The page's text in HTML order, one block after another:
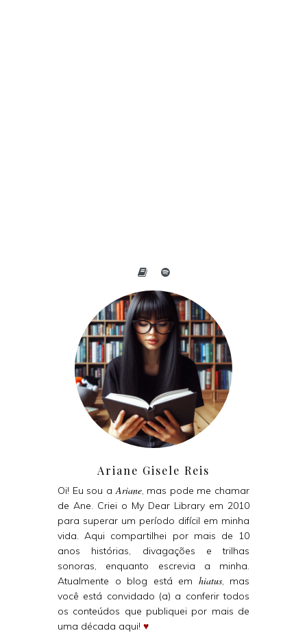
Ariane Gisele Reis
Oi! Eu sou aAriane, mas pode me chamar
de Ane. Criei o My Dear Library em 2010
para superar um período difícil em minha
vida. Aqui compartilhei por mais de 10
anos histórias, divagações e trilhas
sonoras, enquanto escrevia a minha.
Atualmente o blog está em hiatus, mas
você está convidado (a) a conferir todos
os conteúdos que publiquei por mais de
uma década aqui! ♥